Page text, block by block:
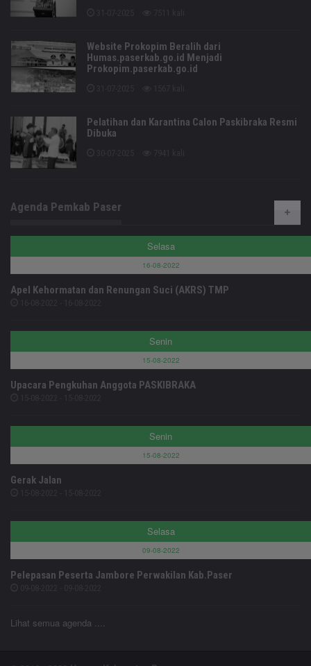
Website Prokopim Beralih dari
Humas.paserkab.go.id Menjadi
Prokopim.paserkab.go.id
Pelatihan dan Karantina Calon Paskibraka Resmi
Dibuka
Agenda Pemkab Paser
Selasa
16-08-2022
Apel Kehormatan dan Renungan Suci (AKRS) TMP
Senin
15-08-2022
Upacara Pengkuhan Anggota PASKIBRAKA
Senin
15-08-2022
Gerak Jalan
Selasa
09-08-2022
Pelepasan Peserta Jambore Perwakilan Kab.Paser
Lihat semua agenda ....